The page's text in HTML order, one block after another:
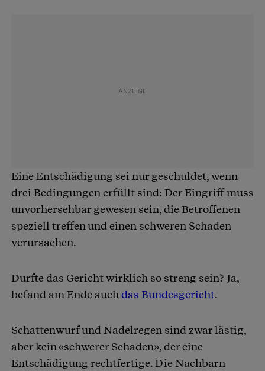
Eine Entschädigung sei nur geschuldet, wenn
drei Bedingungen erfüllt sind: Der Eingriff muss
unvorhersehbar gewesen sein, die Betroffenen
speziell treffen und einen schweren Schaden
verursachen.
Durfte das Gericht wirklich so streng sein? Ja,
befand am Ende auchdas Bundesgericht.
Schattenwurf und Nadelregen sind zwar lästig,
aber kein «schwerer Schaden», der eine
Entschädigung rechtfertige. Die Nachbarn